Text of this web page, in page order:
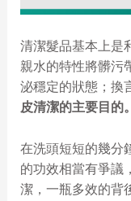
清潔髮品基本上是
親水的特性將髒污
泌穩定的狀態；換
皮清潔的主要目的。
在洗頭短短的幾分
的功效相當有爭議
潔，一瓶多效的背